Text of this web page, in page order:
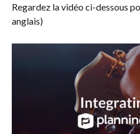
Regardez la vidéo ci-dessous
anglais)